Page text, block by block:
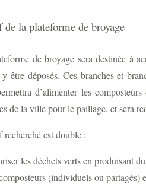
la plateforme de broyage
de broyage sera destinée à
être déposés. Ces branches et
d’alimenter les
de la ville pour le paillage, et sera
recherché est double :
les déchets verts en produisant
(individuels ou partagés)